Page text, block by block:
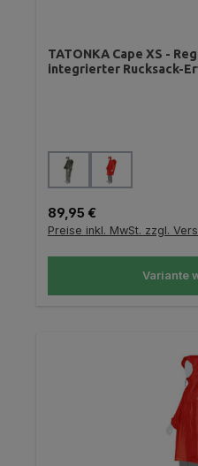
TATONKA Cape XS -
integrierter Rucksack-
Farbe auswählen
Regulärer Preis:
89,95 €
Preise inkl. MwSt. zzgl.
Variante